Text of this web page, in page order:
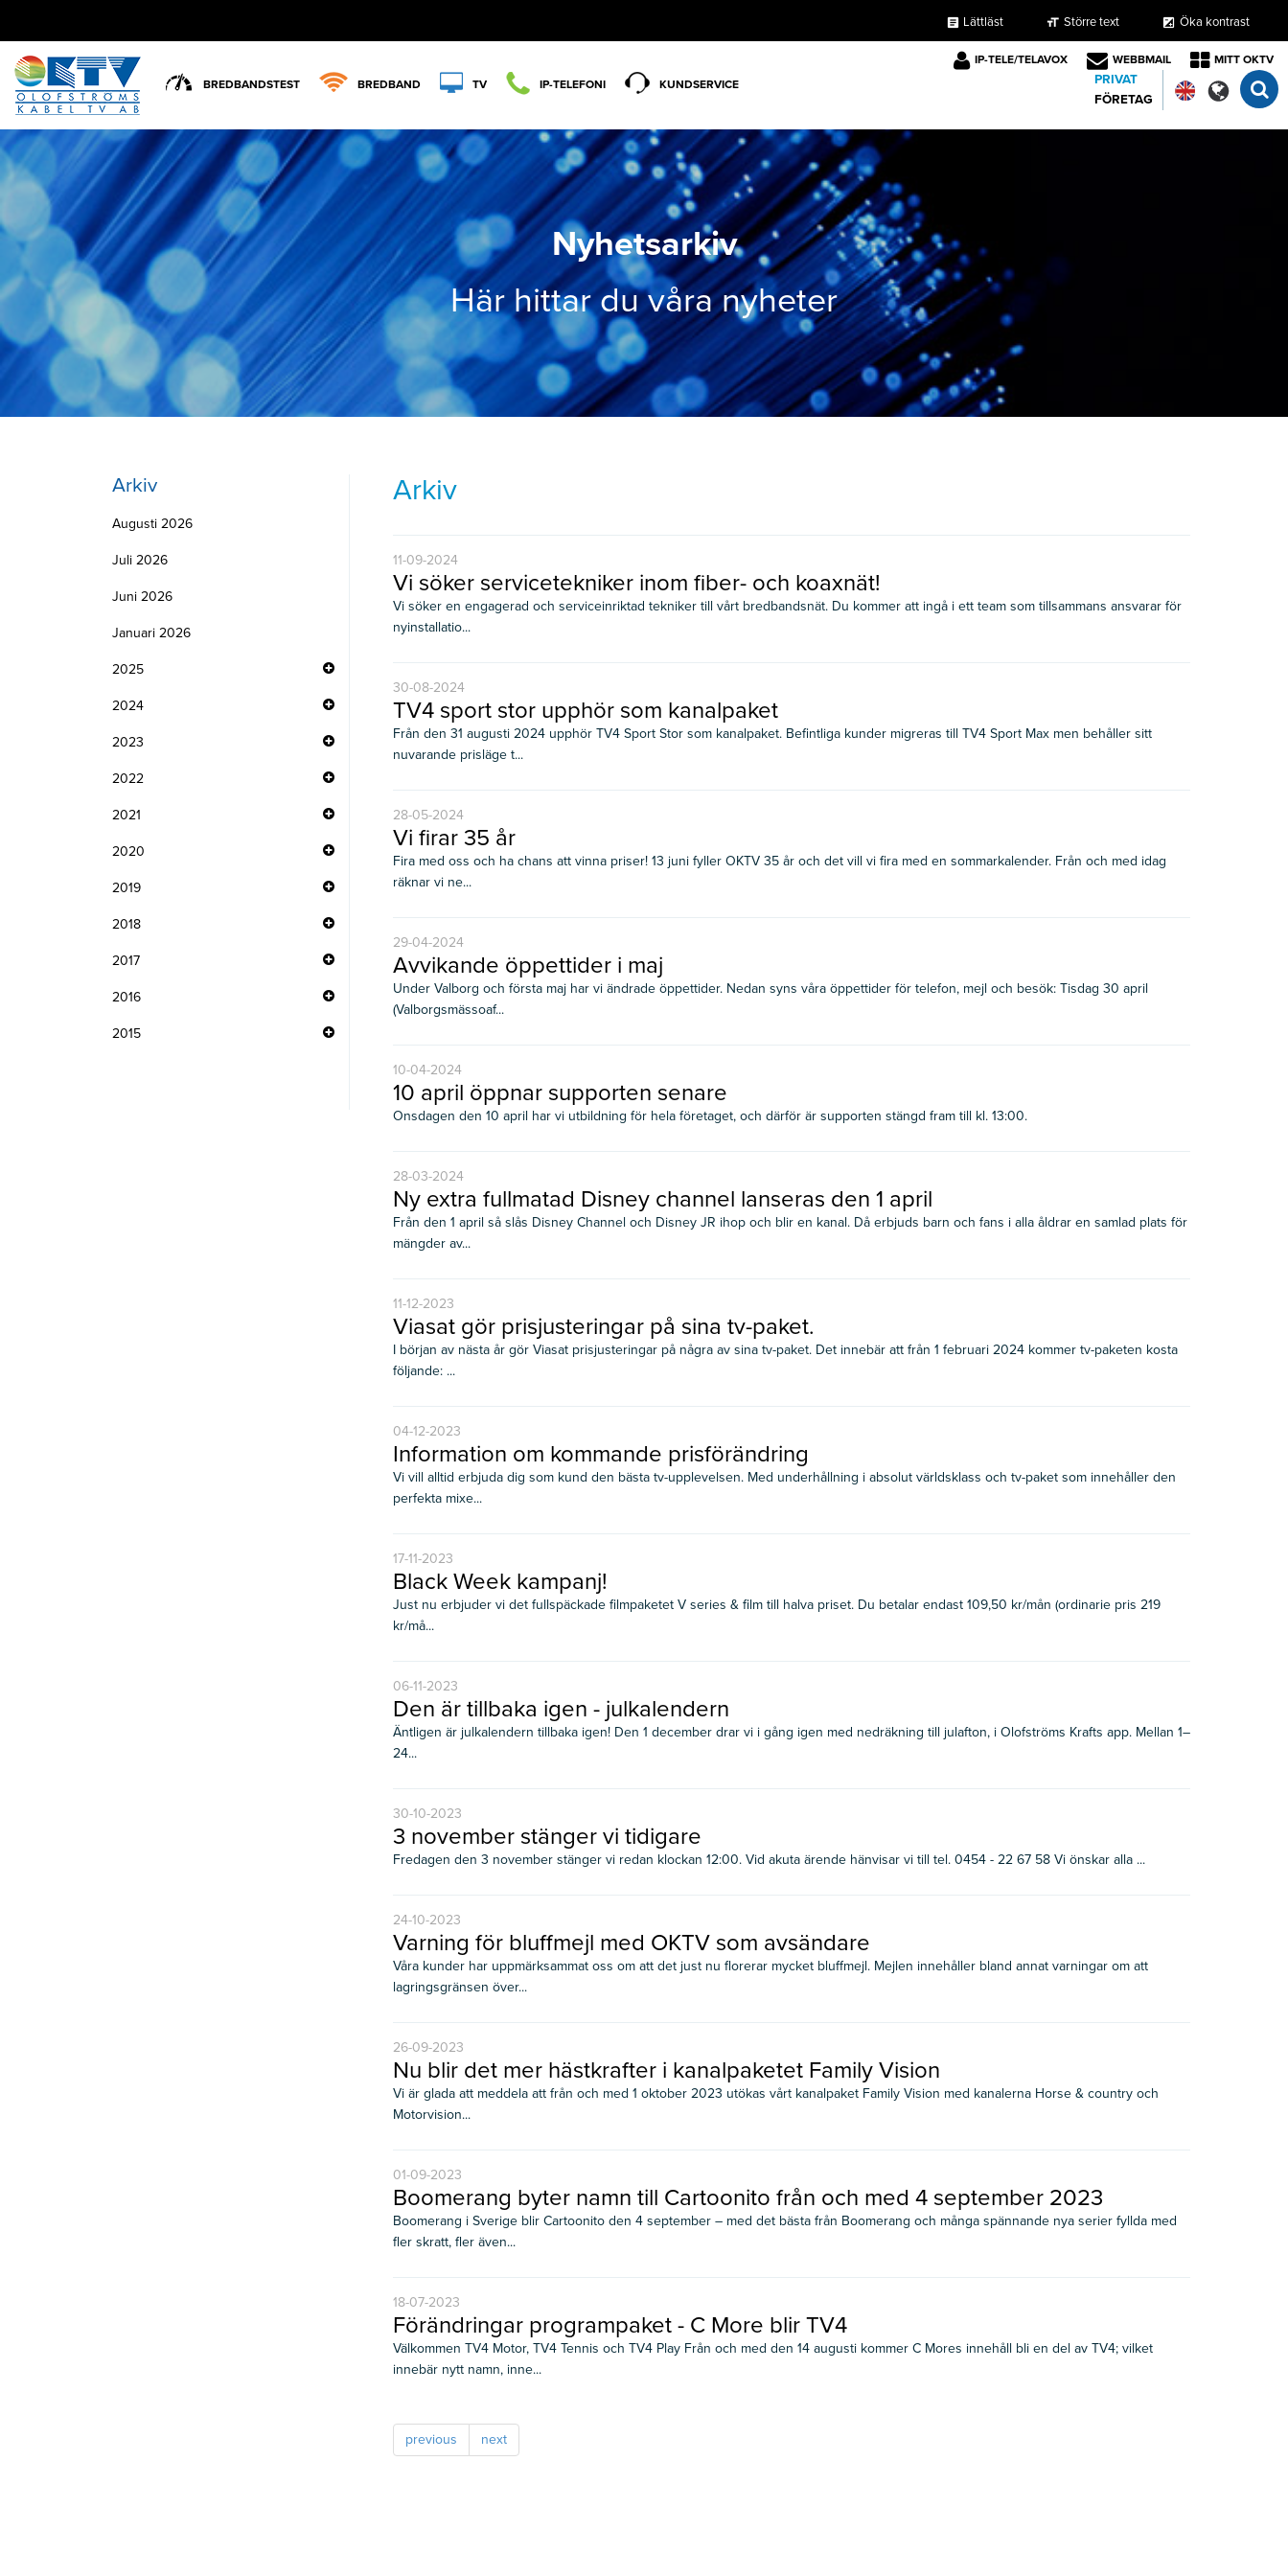
article Lättläst format_size Större text exposure Öka kontrast
BREDBANDSTEST BREDBAND TV IP-TELEFONI KUNDSERVICE
IP-TELE/TELAVOX WEBBMAIL MITT OKTV
PRIVAT
FÖRETAG
Nyhetsarkiv
Här hittar du våra nyheter
Arkiv
Augusti 2026
Juli 2026
Juni 2026
Januari 2026
2025
2024
2023
2022
2021
2020
2019
2018
2017
2016
2015
Arkiv
11-09-2024
Vi söker servicetekniker inom fiber- och koaxnät!
Vi söker en engagerad och serviceinriktad tekniker till vårt bredbandsnät. Du kommer att ingå i ett team som tillsammans ansvarar för
nyinstallatio...
30-08-2024
TV4 sport stor upphör som kanalpaket
Från den 31 augusti 2024 upphör TV4 Sport Stor som kanalpaket. Befintliga kunder migreras till TV4 Sport Max men behåller sitt
nuvarande prisläge t...
28-05-2024
Vi firar 35 år
Fira med oss och ha chans att vinna priser! 13 juni fyller OKTV 35 år och det vill vi fira med en sommarkalender. Från och med idag
räknar vi ne...
29-04-2024
Avvikande öppettider i maj
Under Valborg och första maj har vi ändrade öppettider. Nedan syns våra öppettider för telefon, mejl och besök: Tisdag 30 april
(Valborgsmässoaf...
10-04-2024
10 april öppnar supporten senare
Onsdagen den 10 april har vi utbildning för hela företaget, och därför är supporten stängd fram till kl. 13:00.
28-03-2024
Ny extra fullmatad Disney channel lanseras den 1 april
Från den 1 april så slås Disney Channel och Disney JR ihop och blir en kanal. Då erbjuds barn och fans i alla åldrar en samlad plats för
mängder av...
11-12-2023
Viasat gör prisjusteringar på sina tv-paket.
I början av nästa år gör Viasat prisjusteringar på några av sina tv-paket. Det innebär att från 1 februari 2024 kommer tv-paketen kosta
följande: ...
04-12-2023
Information om kommande prisförändring
Vi vill alltid erbjuda dig som kund den bästa tv-upplevelsen. Med underhållning i absolut världsklass och tv-paket som innehåller den
perfekta mixe...
17-11-2023
Black Week kampanj!
Just nu erbjuder vi det fullspäckade filmpaketet V series & film till halva priset. Du betalar endast 109,50 kr/mån (ordinarie pris 219
kr/må...
06-11-2023
Den är tillbaka igen - julkalendern
Äntligen är julkalendern tillbaka igen! Den 1 december drar vi i gång igen med nedräkning till julafton, i Olofströms Krafts app. Mellan 1–
24...
30-10-2023
3 november stänger vi tidigare
Fredagen den 3 november stänger vi redan klockan 12:00. Vid akuta ärende hänvisar vi till tel. 0454 - 22 67 58 Vi önskar alla ...
24-10-2023
Varning för bluffmejl med OKTV som avsändare
Våra kunder har uppmärksammat oss om att det just nu florerar mycket bluffmejl. Mejlen innehåller bland annat varningar om att
lagringsgränsen över...
26-09-2023
Nu blir det mer hästkrafter i kanalpaketet Family Vision
Vi är glada att meddela att från och med 1 oktober 2023 utökas vårt kanalpaket Family Vision med kanalerna Horse & country och
Motorvision...
01-09-2023
Boomerang byter namn till Cartoonito från och med 4 september 2023
Boomerang i Sverige blir Cartoonito den 4 september – med det bästa från Boomerang och många spännande nya serier fyllda med
fler skratt, fler även...
18-07-2023
Förändringar programpaket - C More blir TV4
Välkommen TV4 Motor, TV4 Tennis och TV4 Play Från och med den 14 augusti kommer C Mores innehåll bli en del av TV4; vilket
innebär nytt namn, inne...
previous next